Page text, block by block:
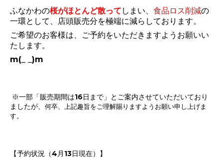
ふなかわの桜がほとんど散って しまい、 食品ロス削減の
一環として、
店頭販売分を極端に減らしております。
ご希望のお客様は、ご予約をいただきますようお願いい
たします。
m(_ _)m
※一部「販売期間は16日まで」とご案内させていただいており
ましたが、 何卒、上記趣旨をご理解賜りますようお願い申し上げま
す。
【予約状況（4月13日現在）】